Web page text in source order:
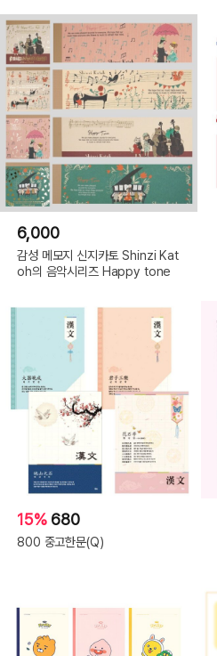
6,000
감성 메모지 신지카토 Shinzi Kat
oh의 음악시리즈 Happy tone
15% 680
800 중고한문(Q)